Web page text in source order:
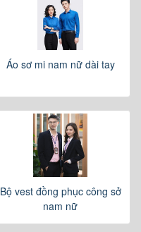
Áo sơ mi nam nữ dài tay
Bộ vest đồng phục công sở
nam nữ